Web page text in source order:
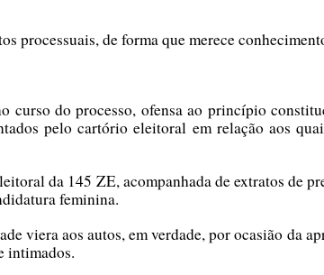
processuais, de forma que merece
curso do processo, ofensa ao princípio
pelo cartório eleitoral em relação aos
da 145 ZE, acompanhada de extratos de
feminina.
viera aos autos, em verdade, por ocasião da
intimados.